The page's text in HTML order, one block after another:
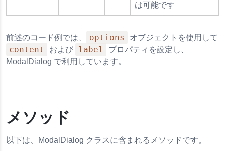
は可能です
前述のコード例では、 options オブジェクトを使用して
content および label
プロパティを設定し、
ModalDialog で利用しています。
メソッド
以下は、ModalDialog クラスに含まれるメソッドです。